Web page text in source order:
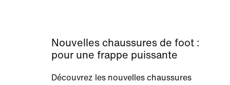
Nouvelles chaussures de foot :
pour une frappe puissante
Découvrez les nouvelles chaussures